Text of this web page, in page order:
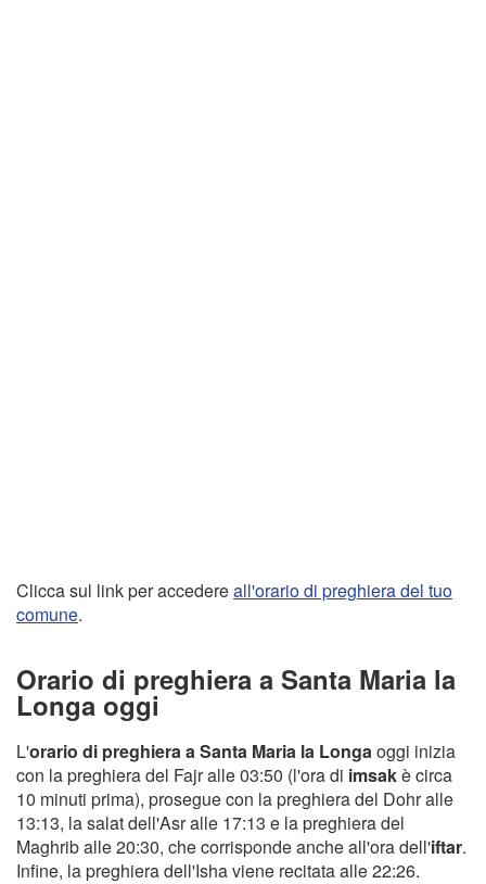
Clicca sul link per accedereall'orario di preghiera del tuo
comune.
Orario di preghiera a Santa Maria la
Longa oggi
L'orario di preghiera a Santa Maria la Longaoggi inizia
con la preghiera del Fajr alle 03:50 (l'ora di imsakè circa
10 minuti prima), prosegue con la preghiera del Dohr alle
13:13, la salat dell'Asr alle 17:13 e la preghiera del
Maghrib alle 20:30, che corrisponde anche all'ora dell'iftar.
Infine, la preghiera dell'Isha viene recitata alle 22:26.